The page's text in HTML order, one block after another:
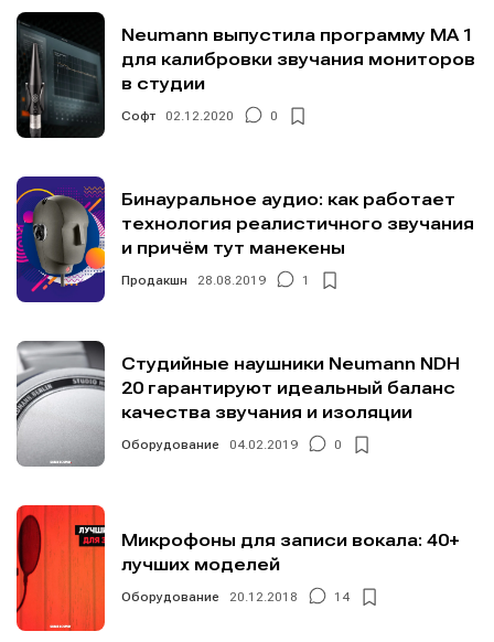
Исполнение
Продакшн
Инструменты
Оборудование
Софт
Индустрия
Исполнение
Продакшн
Инструменты
Оборудование
Софт
Индустрия
Neumann выпустила программу MA 1
для калибровки звучания мониторов
в студии
Софт 02.12.2020 0
Бинауральное аудио: как работает
технология реалистичного звучания
и причём тут манекены
Продакшн 28.08.2019 1
Студийные наушники Neumann NDH
20 гарантируют идеальный баланс
качества звучания и изоляции
Оборудование 04.02.2019 0
Микрофоны для записи вокала: 40+
лучших моделей
Оборудование 20.12.2018 14